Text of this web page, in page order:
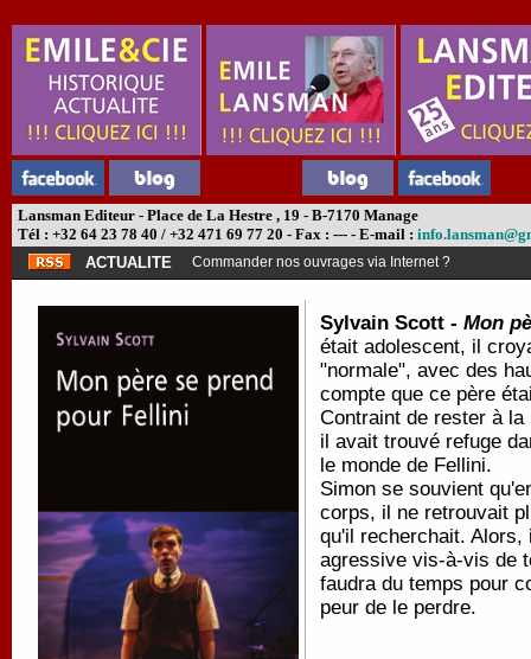
Lansman Editeur - Place de La Hestre , 19 - B-7170 Manage
Tél : +32 64 23 78 40 / +32 471 69 77 20 - Fax : --- - E-mail :
ACTUALITE
Commander nos ouvrages via Internet ?
Sylvain Scott - Mon
était adolescent, il
"normale", avec des
compte que ce père
Contraint de rester à
il avait trouvé refuge
le monde de Fellini.
Simon se souvient
corps, il ne retrouvait
qu'il recherchait. Alors,
agressive vis-à-vis de
faudra du temps pour
peur de le perdre.